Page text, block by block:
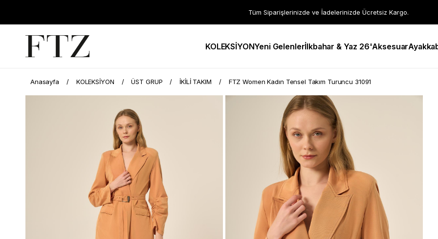
Tüm Siparişlerinizde ve İadelerinizde Ücretsiz Kargo.
KOLEKSİYONYeni Gelenlerİlkbahar & Yaz 26'Aksesuar
Anasayfa KOLEKSİYON ÜST GRUP İKİLİ TAKIM FTZ Women Kadın Tensel Takım Turuncu 31091